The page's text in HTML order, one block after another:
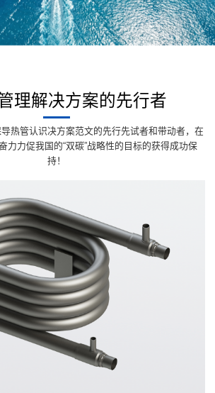
理解决方案的先行者
热管认识决方案范文的先行先试者和带动者，在
力力促我国的“双碳”战略性的目标的获得成功保
持！